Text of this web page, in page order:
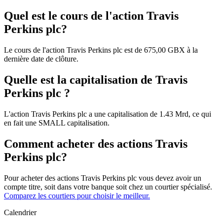
Quel est le cours de l'action Travis
Perkins plc?
Le cours de l'action Travis Perkins plc est de 675,00 GBX à la
dernière date de clôture.
Quelle est la capitalisation de Travis
Perkins plc ?
L'action Travis Perkins plc a une capitalisation de 1.43 Mrd, ce qui
en fait une SMALL capitalisation.
Comment acheter des actions Travis
Perkins plc?
Pour acheter des actions Travis Perkins plc vous devez avoir un
compte titre, soit dans votre banque soit chez un courtier spécialisé.
Comparez les courtiers pour choisir le meilleur.
Calendrier